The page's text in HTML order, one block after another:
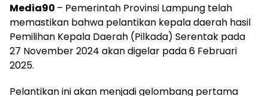
Media90 – Pemerintah Provinsi Lampung telah
memastikan bahwa pelantikan kepala daerah hasil
Pemilihan Kepala Daerah (Pilkada) Serentak pada
27 November 2024 akan digelar pada 6 Februari
2025.
Pelantikan ini akan menjadi gelombang pertama